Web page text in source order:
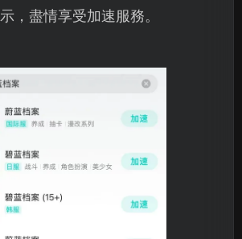
，盡情享受加速服務。